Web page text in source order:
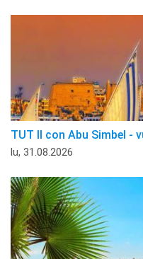
TUT II con Abu Simbel -
lu, 31.08.2026